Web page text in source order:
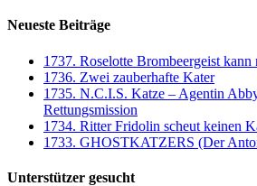
Neueste Beiträge
1737. Roselotte Brombeergeist kann
1736. Zwei zauberhafte Kater
1735. N.C.I.S. Katze – Agentin
Rettungsmission
1734. Ritter Fridolin scheut keinen
1733. GHOSTKATZERS (Der
Unterstützer gesucht